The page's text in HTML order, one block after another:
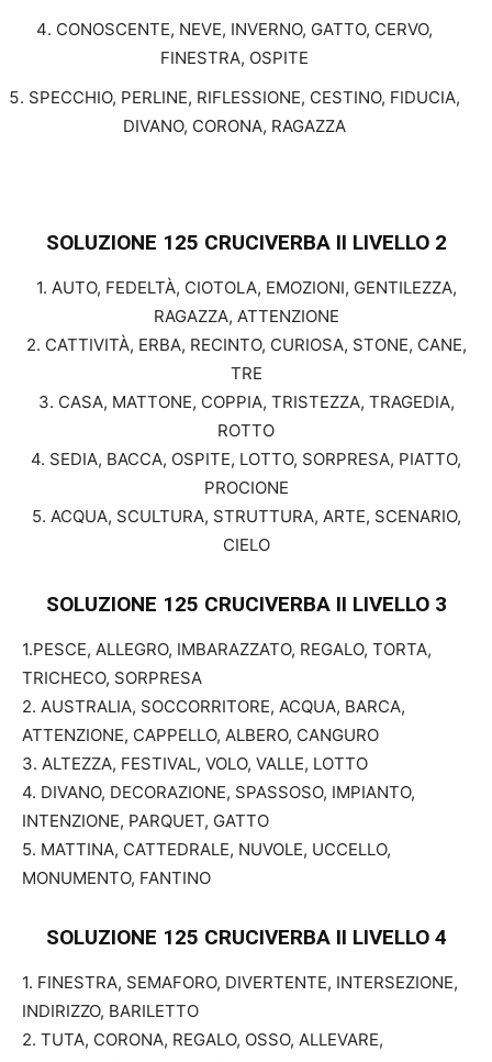
CONOSCENTE, NEVE, INVERNO, GATTO, CERVO,
FINESTRA, OSPITE
SPECCHIO, PERLINE, RIFLESSIONE, CESTINO, FIDUCIA,
DIVANO, CORONA, RAGAZZA
SOLUZIONE 125 CRUCIVERBA II LIVELLO 2
1. AUTO, FEDELTÀ, CIOTOLA, EMOZIONI, GENTILEZZA,
RAGAZZA, ATTENZIONE
2. CATTIVITÀ, ERBA, RECINTO, CURIOSA, STONE, CANE,
TRE
3. CASA, MATTONE, COPPIA, TRISTEZZA, TRAGEDIA,
ROTTO
4. SEDIA, BACCA, OSPITE, LOTTO, SORPRESA, PIATTO,
PROCIONE
5. ACQUA, SCULTURA, STRUTTURA, ARTE, SCENARIO,
CIELO
SOLUZIONE 125 CRUCIVERBA II LIVELLO 3
1.PESCE, ALLEGRO, IMBARAZZATO, REGALO, TORTA,
TRICHECO, SORPRESA
2. AUSTRALIA, SOCCORRITORE, ACQUA, BARCA,
ATTENZIONE, CAPPELLO, ALBERO, CANGURO
3. ALTEZZA, FESTIVAL, VOLO, VALLE, LOTTO
4. DIVANO, DECORAZIONE, SPASSOSO, IMPIANTO,
INTENZIONE, PARQUET, GATTO
5. MATTINA, CATTEDRALE, NUVOLE, UCCELLO,
MONUMENTO, FANTINO
SOLUZIONE 125 CRUCIVERBA II LIVELLO 4
1. FINESTRA, SEMAFORO, DIVERTENTE, INTERSEZIONE,
INDIRIZZO, BARILETTO
2. TUTA, CORONA, REGALO, OSSO, ALLEVARE,